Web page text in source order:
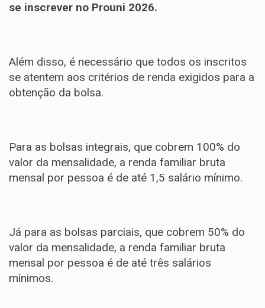
se inscrever no Prouni 2026.
Além disso, é necessário que todos os inscritos
se atentem aos critérios de renda exigidos para a
obtenção da bolsa.
Para as bolsas integrais, que cobrem 100% do
valor da mensalidade, a renda familiar bruta
mensal por pessoa é de até 1,5 salário mínimo.
Já para as bolsas parciais, que cobrem 50% do
valor da mensalidade, a renda familiar bruta
mensal por pessoa é de até três salários
mínimos.